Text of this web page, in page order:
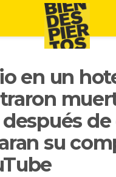
en un
su